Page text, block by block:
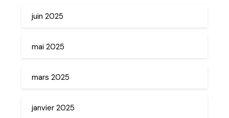
juin 2025
mai 2025
mars 2025
janvier 2025